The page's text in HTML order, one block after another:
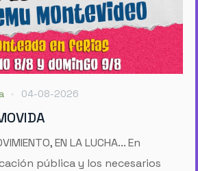
04-08-2026
EN LA LUCHA... En
pública y los necesarios